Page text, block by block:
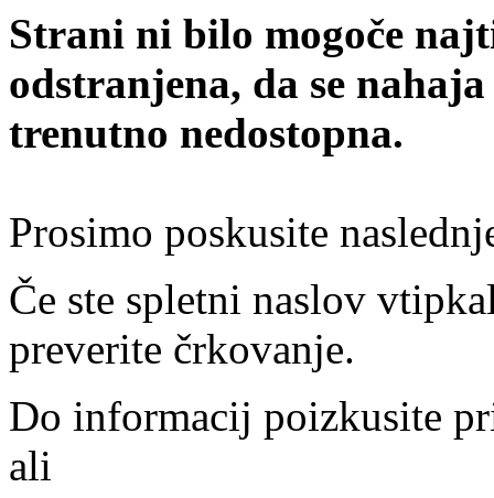
Strani ni bilo mogoče
odstranjena, da se
trenutno nedostopna.
Prosimo poskusite
Če ste spletni naslov
preverite črkovanje.
Do informacij poizkusite
ali